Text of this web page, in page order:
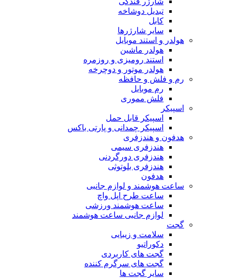
تبدیل دوشاخه
کابل
سایر شارژرها
هولدر و استند موبایل
هولدر ماشین
استند رومیزی و روزمره
هولدر موتور و دوچرخه
رم و فلش و حافظه
رم موبایل
فلش مموری
اسپیکر
اسپیکر قابل حمل
اسپیکر چمدانی و پارتی باکس
هدفون و هندزفری
هندزفری سیمی
هندزفری دورگردنی
هندزفری بلوتوثی
هدفون
ساعت هوشمند و لوازم جانبی
ساعت طرح اپل واچ
ساعت هوشمند ورزشی
لوازم جانبی ساعت هوشمند
گجت
سلامت و زیبایی
دکوراتیو
گجت های کاربردی
گجت های سرگرم کننده
سایر گجت ها